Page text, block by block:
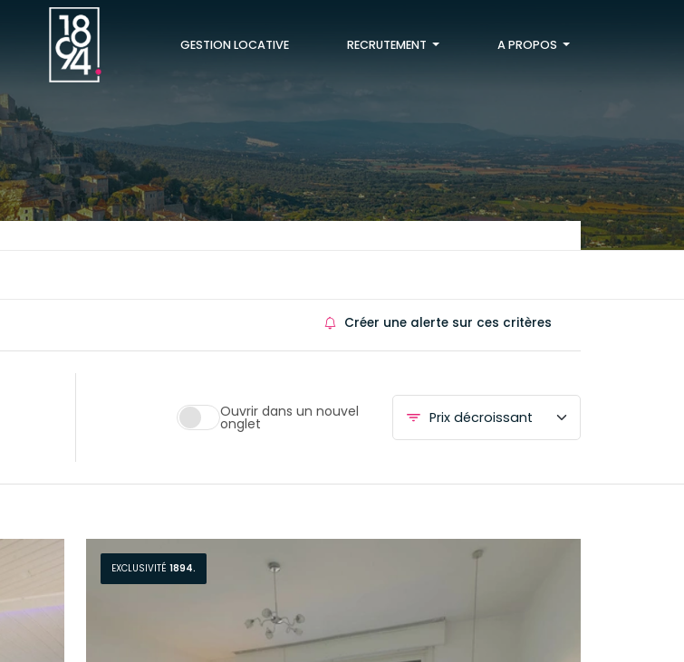
GESTION LOCATIVE RECRUTEMENT A PROPOS
Créer une alerte sur ces critères
Ouvrir dans un nouvel
onglet
EXCLUSIVITÉ 1894.